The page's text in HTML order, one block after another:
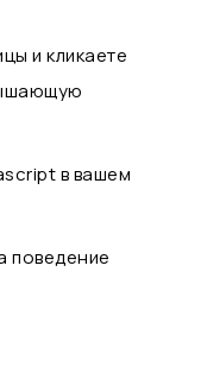
и кликаете
в вашем
поведение